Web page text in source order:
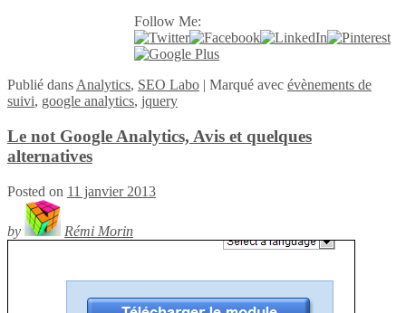
Follow Me:
Publié dans Analytics, SEO Labo | Marqué avec évènements de
suivi, google analytics, jquery
Le not Google Analytics, Avis et quelques
alternatives
Posted on 11 janvier 2013
by Rémi Morin